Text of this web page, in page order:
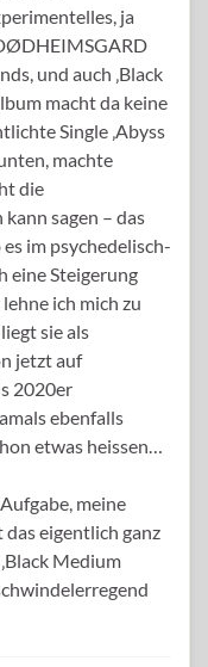
ja
und auch ‚Black
macht da keine
Single ‚Abyss
machte
die
sagen – das
im psychedelisch-
eine Steigerung
ich mich zu
sie als
jetzt auf
2020er
ebenfalls
etwas heissen…
meine
eigentlich ganz
Medium